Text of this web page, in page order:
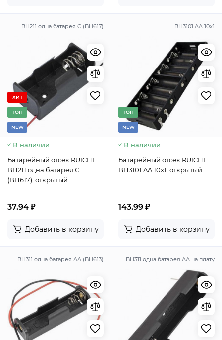
BH211 одна батарея C (BH617)
ХИТ
TОП
NEW
В наличии
Батарейный отсек RUICHI
BH211 одна батарея C
(BH617), открытый
37.94 ₽
Добавить в корзину
BH3101 AA 10x1
TОП
NEW
В наличии
Батарейный отсек RUICHI
BH3101 AA 10x1, открытый
143.99 ₽
Добавить в корзину
BH311 одна батарея АА (BH613) BH311 одна батарея АА на плату